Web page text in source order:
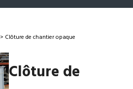
> Clôture de chantier opaque
Clôture de